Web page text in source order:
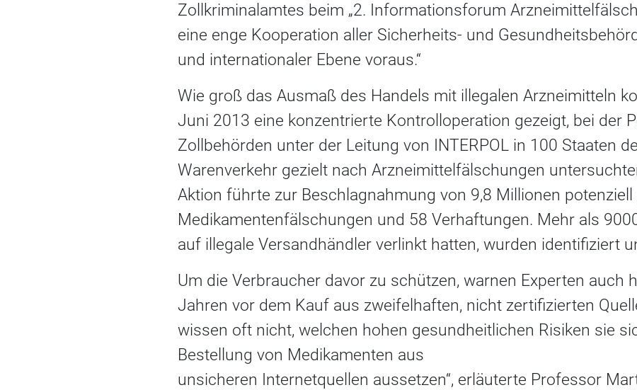
Zollkriminalamtes beim „2. Informationsforum
eine enge Kooperation aller Sicherheits- und
und internationaler Ebene voraus.“
Wie groß das Ausmaß des Handels mit illegalen Arzneimitteln
Juni 2013 eine konzentrierte Kontrolloperation gezeigt, bei der
Zollbehörden unter der Leitung von INTERPOL in 100 Staaten
Warenverkehr gezielt nach Arzneimittelfälschungen
Aktion führte zur Beschlagnahmung von 9,8 Millionen
Medikamentenfälschungen und 58 Verhaftungen. Mehr als
auf illegale Versandhändler verlinkt hatten, wurden identifiziert
Um die Verbraucher davor zu schützen, warnen Experten auch
Jahren vor dem Kauf aus zweifelhaften, nicht zertifizierten
wissen oft nicht, welchen hohen gesundheitlichen Risiken sie
Bestellung von Medikamenten aus
unsicheren Internetquellen aussetzen“, erläuterte Professor